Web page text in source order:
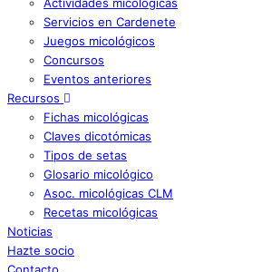
Servicios en Cardenete
Juegos micológicos
Concursos
Eventos anteriores
Recursos
Fichas micológicas
Claves dicotómicas
Tipos de setas
Glosario micológico
Asoc. micológicas CLM
Recetas micológicas
Noticias
Hazte socio